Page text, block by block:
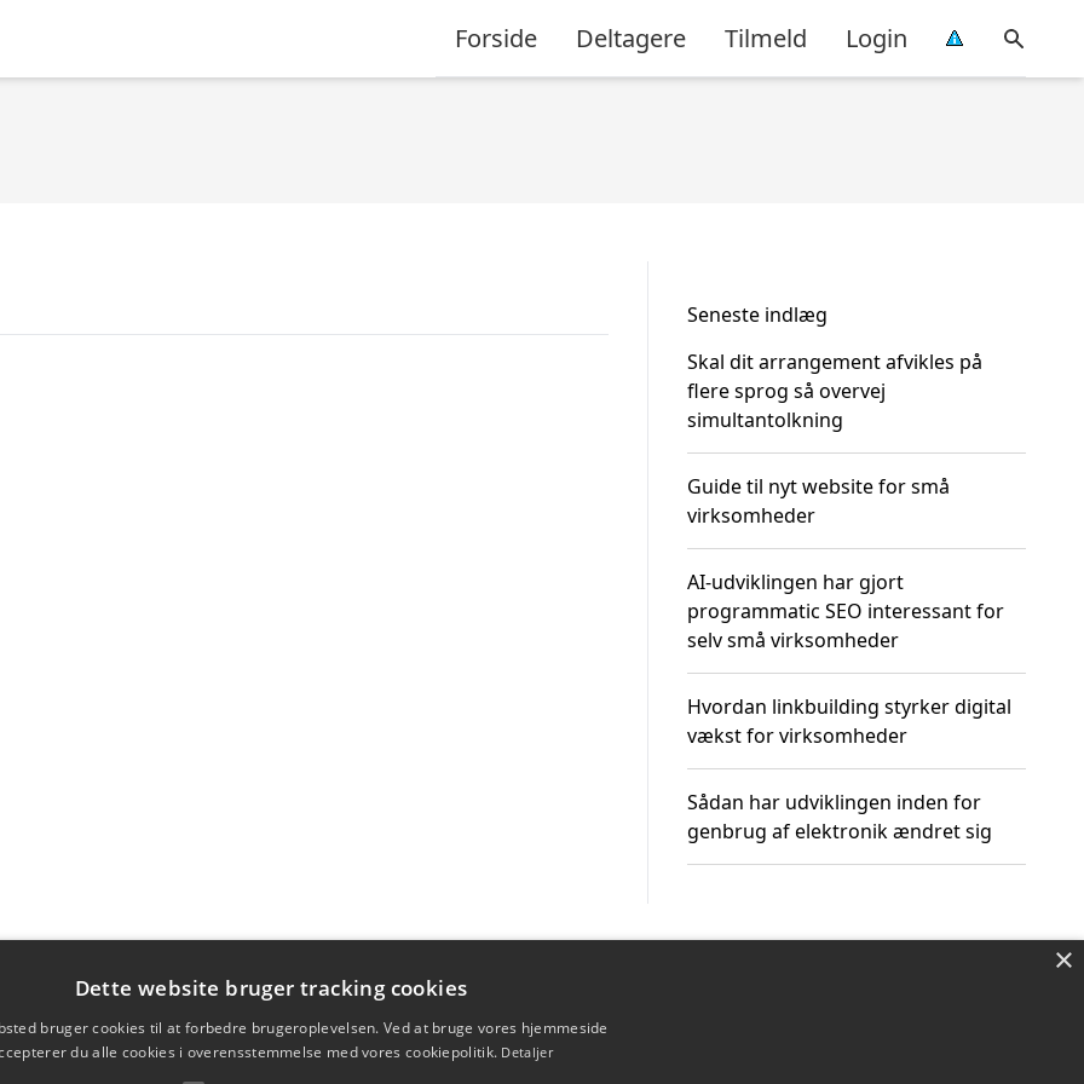
Forside Deltagere Tilmeld Login
Seneste indlæg
Skal dit arrangement afvikles på
flere sprog så overvej
simultantolkning
Guide til nyt website for små
virksomheder
AI-udviklingen har gjort
programmatic SEO interessant for
selv små virksomheder
Hvordan linkbuilding styrker digital
vækst for virksomheder
Sådan har udviklingen inden for
genbrug af elektronik ændret sig
×
Dette website bruger tracking cookies
bruger cookies til at forbedre brugeroplevelsen. Ved at bruge vores hjemmeside
du alle cookies i overensstemmelse med vores cookiepolitik. Detaljer